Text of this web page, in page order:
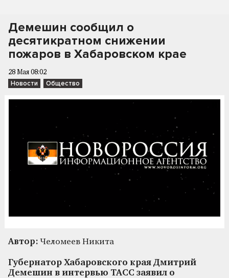
Демешин сообщил о
десятикратном снижении
пожаров в Хабаровском крае
28 Мая 08:02
Новости Общество
Автор: Челомеев Никита
Губернатор Хабаровского края Дмитрий
Демешин в интервью ТАСС заявил о